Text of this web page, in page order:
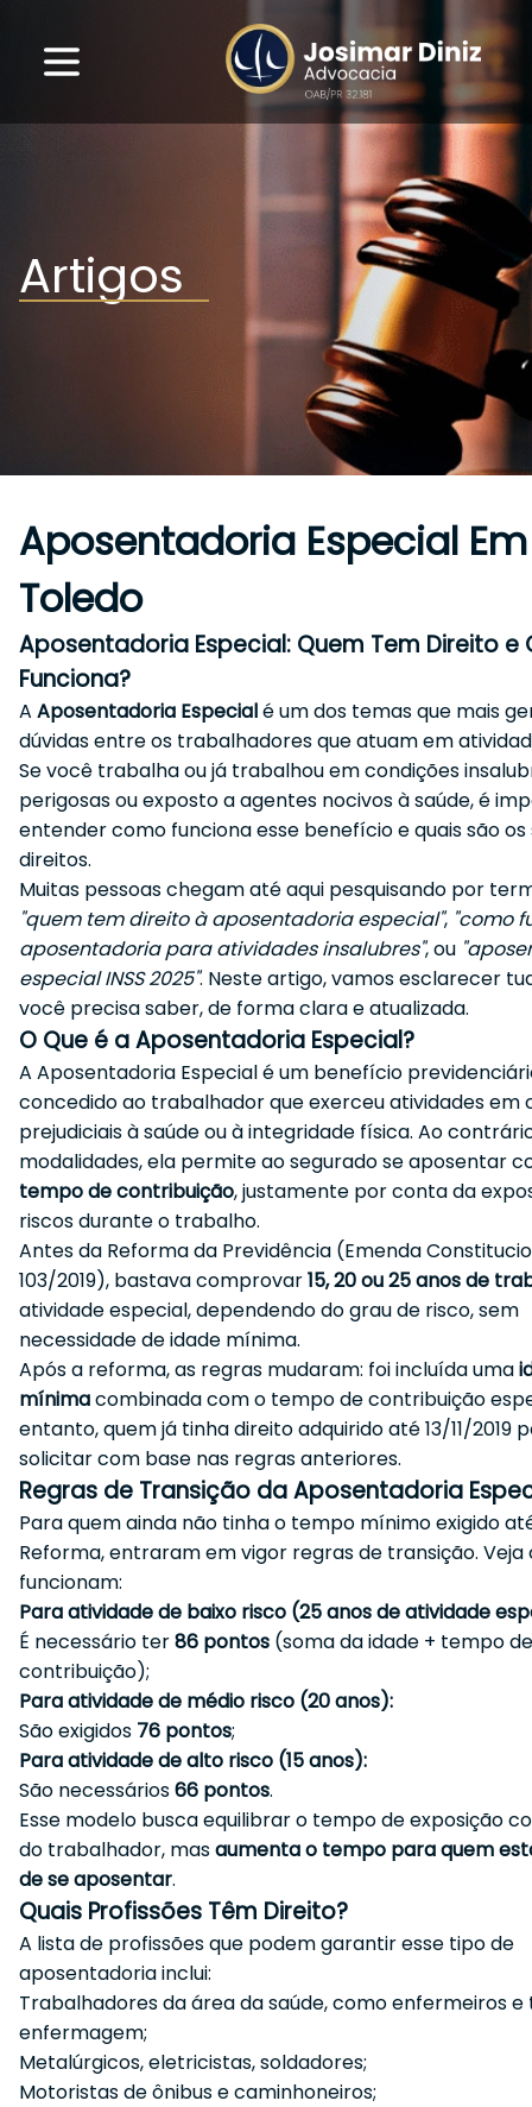
Artigos
Aposentadoria Especial Em
Toledo
Aposentadoria Especial: Quem Tem Direito e
Funciona?
A Aposentadoria Especialé um dos temas que mais
dúvidas entre os trabalhadores que atuam em
Se você trabalha ou já trabalhou em condições
perigosas ou exposto a agentes nocivos à saúde, é
entender como funciona esse benefício e quais são os
direitos.
Muitas pessoas chegam até aqui pesquisando por
"quem tem direito à aposentadoria especial", "como
aposentadoria para atividades insalubres", ou
especial INSS 2025". Neste artigo, vamos esclarecer
você precisa saber, de forma clara e atualizada.
O Que é a Aposentadoria Especial?
A Aposentadoria Especial é um benefício
concedido ao trabalhador que exerceu atividades em
prejudiciais à saúde ou à integridade física. Ao
modalidades, ela permite ao segurado se aposentar
tempo de contribuição, justamente por conta da
riscos durante o trabalho.
Antes da Reforma da Previdência (Emenda
103/2019), bastava comprovar15, 20 ou 25 anos de
atividade especial, dependendo do grau de risco, sem
necessidade de idade mínima.
Após a reforma, as regras mudaram: foi incluída uma
mínimacombinada com o tempo de contribuição
entanto, quem já tinha direito adquirido até 13/11/2019
solicitar com base nas regras anteriores.
Regras de Transição da Aposentadoria
Para quem ainda não tinha o tempo mínimo exigido
Reforma, entraram em vigor regras de transição. Veja
funcionam:
Para atividade de baixo risco (25 anos de atividade
É necessário ter86 pontos (soma da idade + tempo de
contribuição);
Para atividade de médio risco (20 anos):
São exigidos 76 pontos;
Para atividade de alto risco (15 anos):
São necessários66 pontos.
Esse modelo busca equilibrar o tempo de exposição
do trabalhador, masaumenta o tempo para quem
de se aposentar.
Quais Profissões Têm Direito?
A lista de profissões que podem garantir esse tipo de
aposentadoria inclui:
Trabalhadores da área da saúde, como enfermeiros
enfermagem;
Metalúrgicos, eletricistas, soldadores;
Motoristas de ônibus e caminhoneiros;